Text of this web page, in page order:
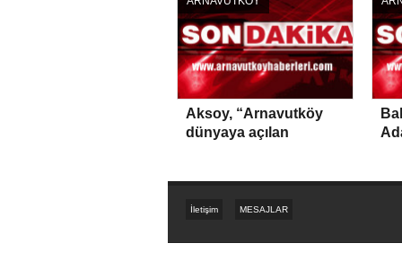
Aksoy, “Arnavutköy
dünyaya açılan
İletişim MESAJLAR